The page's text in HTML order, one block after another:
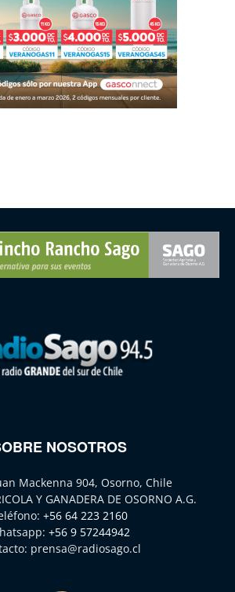
NOSOTROS
Mackenna 904, Osorno, Chile
Y GANADERA DE OSORNO A.G.
+56 64 223 2160
+56 9 57244942
prensa@radiosago.cl